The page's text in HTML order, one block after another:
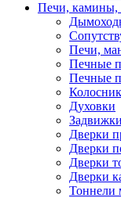
Печи, камины,
Печи,
Печные
Печные
Духовки
Задвижки
Дверки
Дверки
Дверки
Дверки
Тоннели